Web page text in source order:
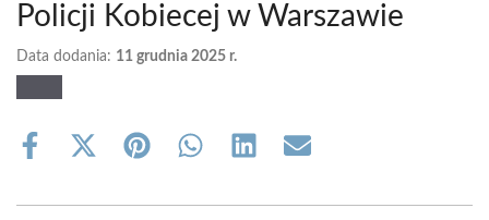
Policji Kobiecej w Warszawie
Data dodania: 11 grudnia 2025 r.
Share
Share
(Twitter)
Share Share Share Share